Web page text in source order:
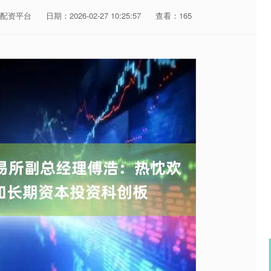
资平台 日期：2026-02-27 10:25:57 查看：165